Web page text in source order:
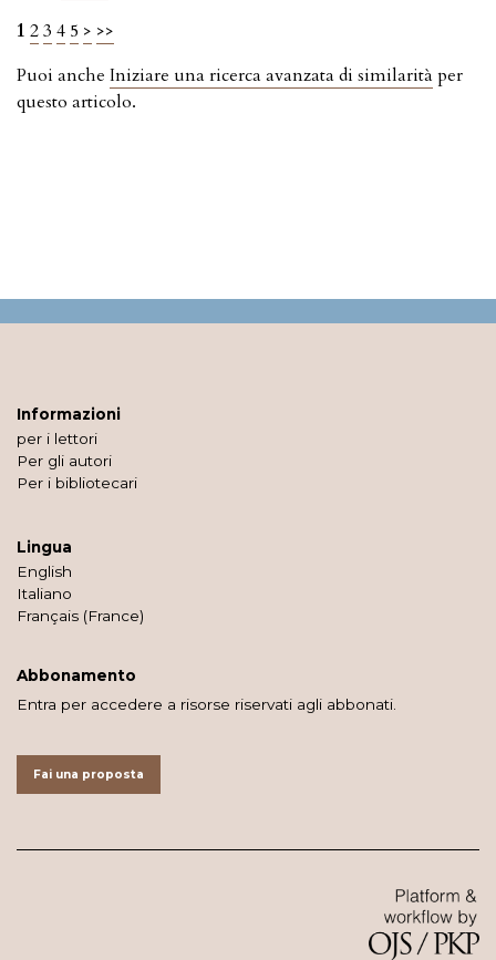
1 23 4 5 > >>
Puoi anche Iniziare una ricerca avanzata di similarità per
questo articolo.
Informazioni
per i lettori
Per gli autori
Per i bibliotecari
Lingua
English
Italiano
Français (France)
Abbonamento
Entra per accedere a risorse riservati agli abbonati.
Fai una proposta